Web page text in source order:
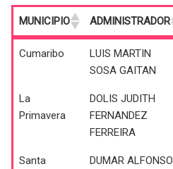
MUNICIPIO ADMINISTRADOR
MUNICIPIO ADMINISTRADOR
Cumaribo
LUIS MARTIN
SOSA GAITAN
La
Primavera
DOLIS JUDITH
FERNANDEZ
FERREIRA
Santa
DUMAR ALFONSO